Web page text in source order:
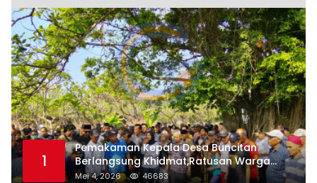
1
Pemakaman Kepala Desa Buncitan
Berlangsung Khidmat,Ratusan Warga
Larut Dalam Duka Yang Mendalam
Mei 4, 2026 46683